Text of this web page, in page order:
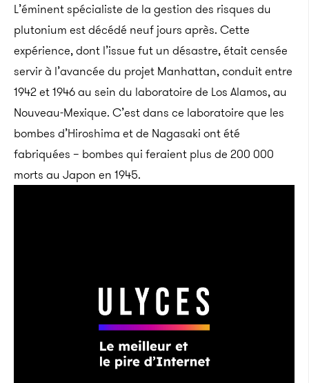
L’éminent spécialiste de la gestion des risques du
plutonium est décédé neuf jours après. Cette
expérience, dont l’issue fut un désastre, était censée
servir à l’avancée du projet Manhattan, conduit entre
1942 et 1946 au sein du laboratoire de Los Alamos, au
Nouveau-Mexique. C’est dans ce laboratoire que les
bombes d’Hiroshima et de Nagasaki ont été
fabriquées – bombes qui feraient plus de 200 000
morts au Japon en 1945.